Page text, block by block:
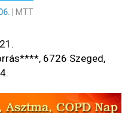
MTT
6726 Szeged,